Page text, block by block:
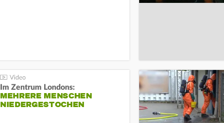
Im Zentrum Londons:
MEHRERE MENSCHEN
NIEDERGESTOCHEN